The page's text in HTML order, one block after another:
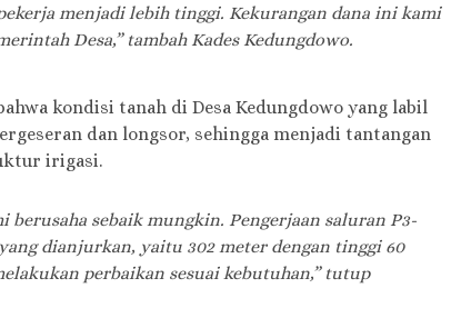
menjadi lebih tinggi. Kekurangan dana ini kami
Desa,” tambah Kades Kedungdowo.
kondisi tanah di Desa Kedungdowo yang labil
dan longsor, sehingga menjadi tantangan
irigasi.
berusaha sebaik mungkin. Pengerjaan saluran P3-
dianjurkan, yaitu 302 meter dengan tinggi 60
perbaikan sesuai kebutuhan,” tutup